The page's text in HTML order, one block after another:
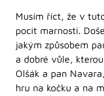
Musím říct, že v
pocit marnosti.
jakým způsobem
a dobré vůle,
Olšák a pan
hru na kočku a na